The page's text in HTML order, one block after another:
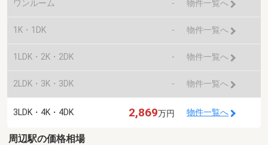
ワンルーム - 物件一覧へ
1K・1DK - 物件一覧へ
1LDK・2K・2DK - 物件一覧へ
2LDK・3K・3DK - 物件一覧へ
3LDK・4K・4DK 2,869万円 物件一覧へ
周辺駅の価格相場